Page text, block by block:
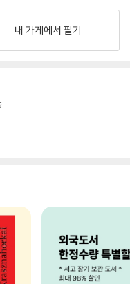
내 가게에서 팔기